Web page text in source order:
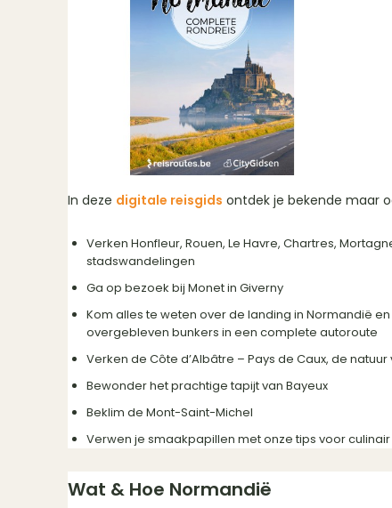
In deze digitale reisgids ontdek je bekende maar
Verken Honfleur, Rouen, Le Havre, Chartres,
stadswandelingen
Ga op bezoek bij Monet in Giverny
Kom alles te weten over de landing in Normandië
overgebleven bunkers in een complete autoroute
Verken de Côte d’Albâtre – Pays de Caux, de
Bewonder het prachtige tapijt van Bayeux
Beklim de Mont-Saint-Michel
Verwen je smaakpapillen met onze tips voor
Wat & Hoe Normandië